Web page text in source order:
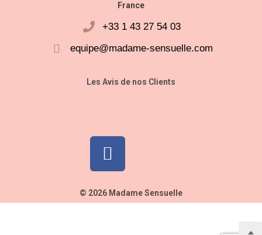
France
+33 1 43 27 54 03
equipe@madame-sensuelle.com
Les Avis de nos Clients
© 2026 Madame Sensuelle